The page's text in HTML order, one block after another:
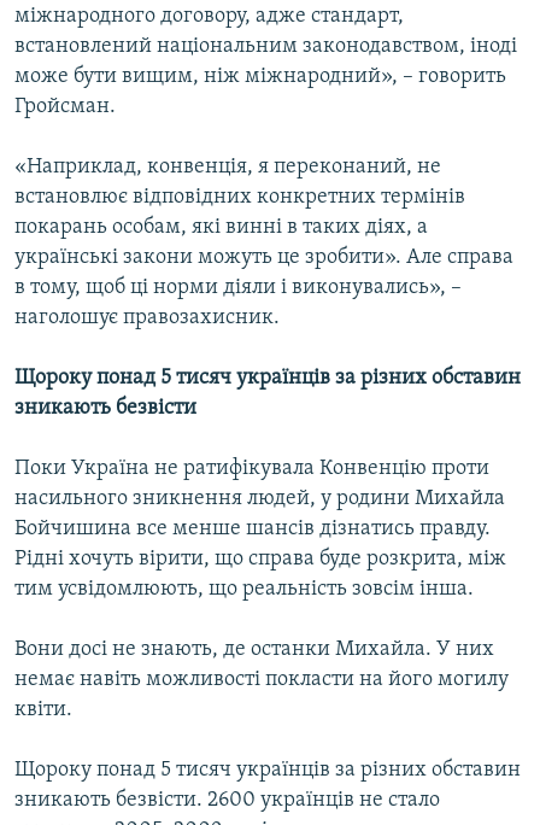
міжнародного договору, адже стандарт,
встановлений національним законодавством, іноді
може бути вищим, ніж міжнародний», – говорить
Гройсман.
«Наприклад, конвенція, я переконаний, не
встановлює відповідних конкретних термінів
покарань особам, які винні в таких діях, а
українські закони можуть це зробити». Але справа
в тому, щоб ці норми діяли і виконувались», –
наголошує правозахисник.
Щороку понад 5 тисяч українців за різних обставин
зникають безвісти
Поки Україна не ратифікувала Конвенцію проти
насильного зникнення людей, у родини Михайла
Бойчишина все менше шансів дізнатись правду.
Рідні хочуть вірити, що справа буде розкрита, між
тим усвідомлюють, що реальність зовсім інша.
Вони досі не знають, де останки Михайла. У них
немає навіть можливості покласти на його могилу
квіти.
Щороку понад 5 тисяч українців за різних обставин
зникають безвісти. 2600 українців не стало